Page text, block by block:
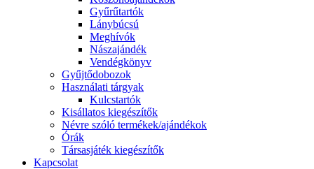
Gyűrűtartók
Lánybúcsú
Meghívók
Nászajándék
Vendégkönyv
Gyűjtődobozok
Használati tárgyak
Kulcstartók
Kisállatos kiegészítők
Névre szóló termékek/ajándékok
Órák
Társasjáték kiegészítők
Kapcsolat